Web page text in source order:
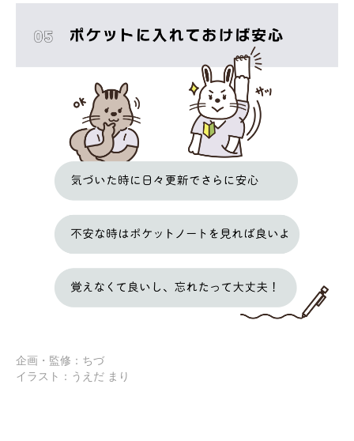
企画・監修：ちづ
イラスト：うえだ まり